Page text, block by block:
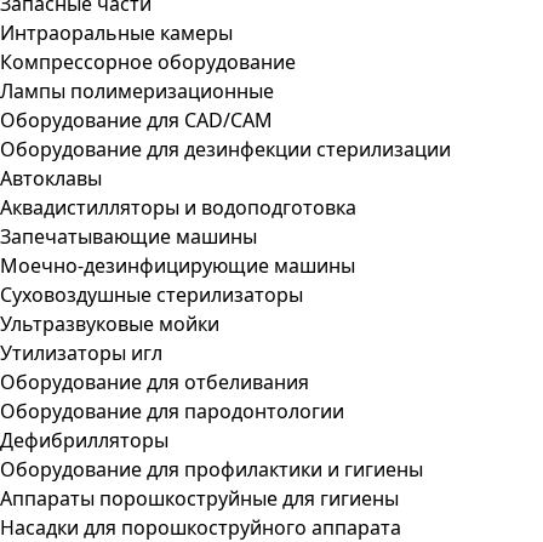
Интраоральные камеры
Компрессорное оборудование
Лампы полимеризационные
Оборудование для CAD/CAM
Оборудование для дезинфекции стерилизации
Автоклавы
Аквадистилляторы и водоподготовка
Запечатывающие машины
Моечно-дезинфицирующие машины
Суховоздушные стерилизаторы
Ультразвуковые мойки
Утилизаторы игл
Оборудование для отбеливания
Оборудование для пародонтологии
Дефибрилляторы
Оборудование для профилактики и гигиены
Аппараты порошкоструйные для гигиены
Насадки для порошкоструйного аппарата